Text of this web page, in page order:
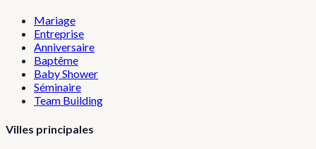
Mariage
Entreprise
Anniversaire
Baptême
Baby Shower
Séminaire
Team Building
Villes principales